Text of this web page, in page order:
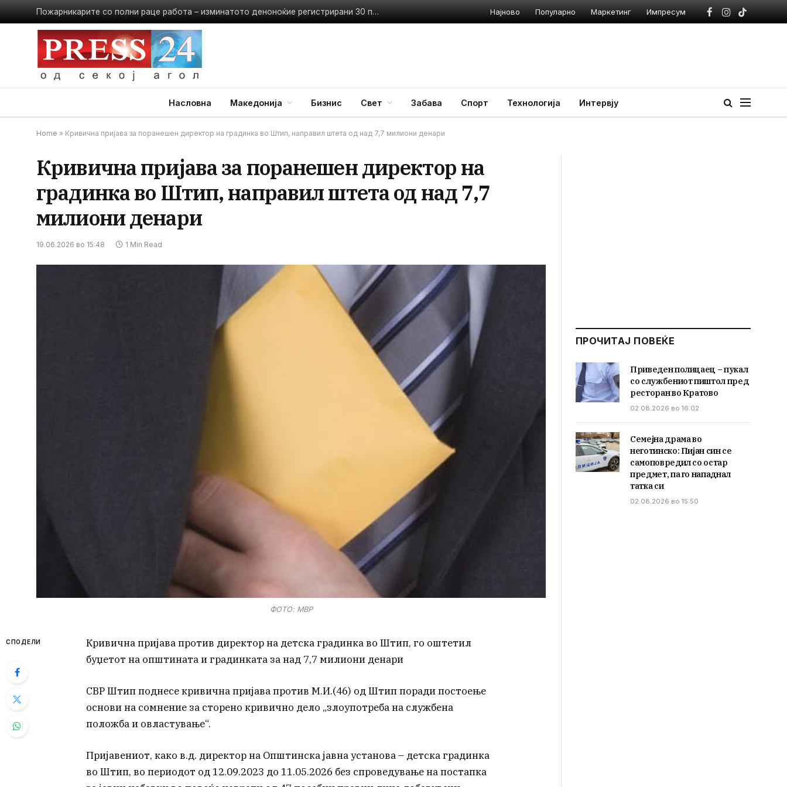
Пожарникарите со полни раце работа – изминатото деноноќие регистрирани 30 пожари Најново Популарно Маркетинг Импресум
Facebook
Instagram
TikTok
Насловна Македонија Бизнис Свет Забава Спорт Технологија Интервју
Home » Кривична пријава за поранешен директор на градинка во Штип, направил штета од над 7,7 милиони денари
Кривична пријава за поранешен директор на
градинка во Штип, направил штета од над 7,7
милиони денари
19.06.2026 во 15:48 1 Min Read
ФОТО: МВР
СПОДЕЛИ
Кривична пријава против директор на детска градинка во Штип, го оштетил
буџетот на општината и градинката за над 7,7 милиони денари
СВР Штип поднесе кривична пријава против М.И.(46) од Штип поради постоење
основи на сомнение за сторено кривично дело „злоупотреба на службена
положба и овластување“.
Пријавениот, како в.д. директор на Општинска јавна установа – детска градинка
во Штип, во периодот од 12.09.2023 до 11.05.2026 без спроведување на постапка
ПРОЧИТАЈ ПОВЕЌЕ
Приведен полицаец – пукал
со службениот пиштол пред
ресторан во Кратово
02.08.2026 во 16:02
Семејна драма во
неготинско: Пијан син се
самоповредил со остар
предмет, па го нападнал
татка си
02.08.2026 во 15:50